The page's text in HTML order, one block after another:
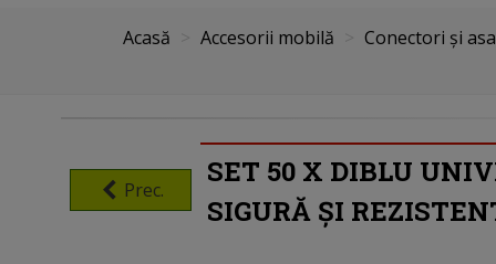
Acasă Accesorii mobilă Conectori și
Prec.
SET 50 X DIBLU
SIGURĂ ȘI